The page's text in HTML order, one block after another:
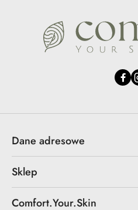
Dane adresowe
Sklep
Comfort.Your.Skin